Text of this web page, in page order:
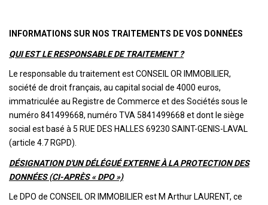
INFORMATIONS SUR NOS TRAITEMENTS DE VOS DONNÉES
QUI EST LE RESPONSABLE DE TRAITEMENT ?
Le responsable du traitement est CONSEIL OR IMMOBILIER,
société de droit français, au capital social de 4000 euros,
immatriculée au Registre de Commerce et des Sociétés sous le
numéro 841499668, numéro TVA 5841499668 et dont le siège
social est basé à 5 RUE DES HALLES 69230 SAINT-GENIS-LAVAL
(article 4.7 RGPD).
DÉSIGNATION D'UN DÉLÉGUÉ EXTERNE À LA PROTECTION DES
DONNÉES (CI-APRÈS « DPO »)
Le DPO de CONSEIL OR IMMOBILIER est M Arthur LAURENT, ce